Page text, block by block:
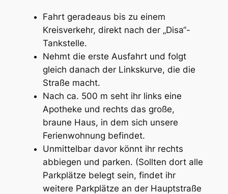
Fahrt geradeaus bis zu einem
Kreisverkehr, direkt nach der „Disa“-
Tankstelle.
Nehmt die erste Ausfahrt und folgt
gleich danach der Linkskurve, die die
Straße macht.
Nach ca. 500 m seht ihr links eine
Apotheke und rechts das große,
braune Haus, in dem sich unsere
Ferienwohnung befindet.
Unmittelbar davor könnt ihr rechts
abbiegen und parken. (Sollten dort alle
Parkplätze belegt sein, findet ihr
weitere Parkplätze an der Hauptstraße